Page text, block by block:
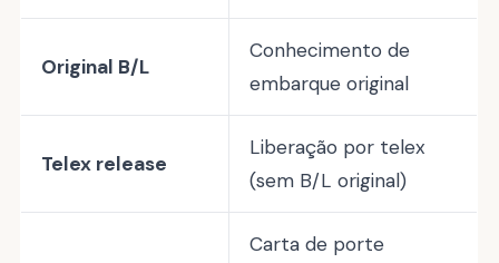
Original B/L
Conhecimento de
embarque original
Telex release
Liberação por telex
(sem B/L original)
Carta de porte